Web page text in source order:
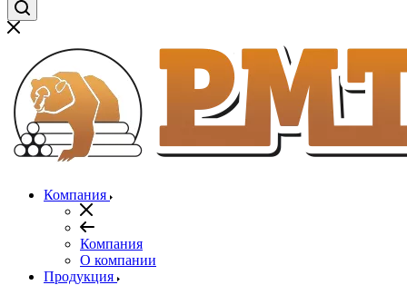
Компания
Компания
О компании
Продукция